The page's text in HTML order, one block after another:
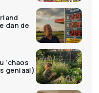
dan de
‘chaos
geniaal)